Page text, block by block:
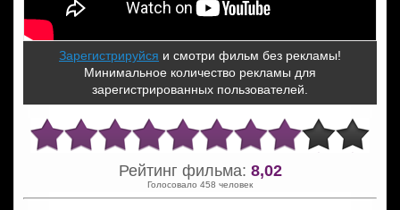
Зарегистрируйся и смотри фильм без рекламы!
Минимальное количество рекламы для
зарегистрированных пользователей.
Рейтинг фильма: 8,02
Голосовало 458 человек